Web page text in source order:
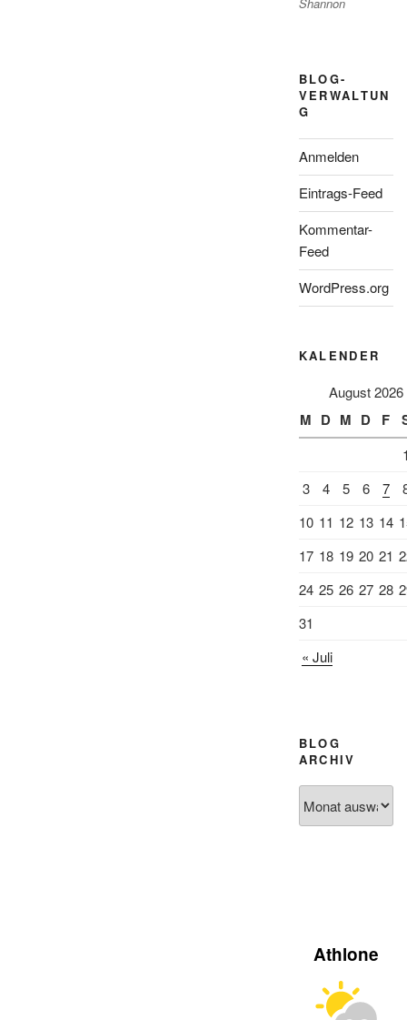
BLOG-
VERWALTUN
G
Anmelden
Eintrags-Feed
Kommentar-
Feed
WordPress.org
KALENDER
August 2026
M D M D F
3
4 5 6 7
10 11 12 13 14
17 18 19 20 21
24 25 26 27 28
31
« Juli
BLOG
ARCHIV
Archiv
Athlone